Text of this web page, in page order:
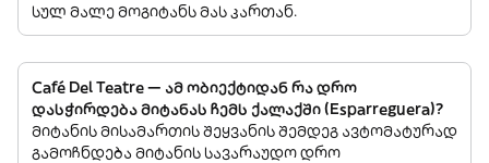
სულ მალე მოგიტანს მას კართან.
Café Del Teatre — ამ ობიექტიდან რა დრო
დასჭირდება მიტანას ჩემს ქალაქში (Esparreguera)?
მიტანის მისამართის შეყვანის შემდეგ ავტომატურად
გამოჩნდება მიტანის სავარაუდო დრო